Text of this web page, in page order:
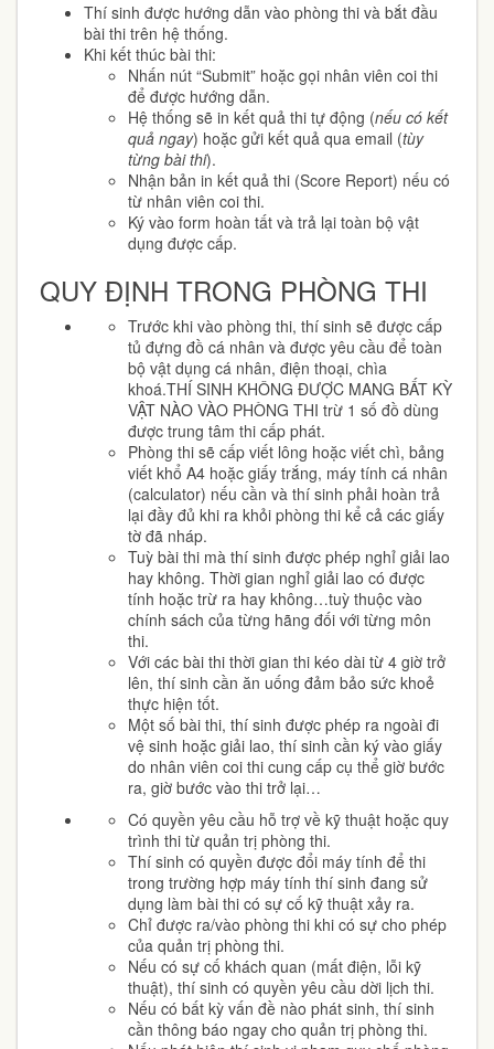
Thí sinh được hướng dẫn vào phòng thi và bắt đầu
bài thi trên hệ thống.
Khi kết thúc bài thi:
Nhấn nút “Submit” hoặc gọi nhân viên coi thi
để được hướng dẫn.
Hệ thống sẽ in kết quả thi tự động (nếu có kết
quả ngay) hoặc gửi kết quả qua email (tùy
từng bài thi).
Nhận bản in kết quả thi (Score Report) nếu có
từ nhân viên coi thi.
Ký vào form hoàn tất và trả lại toàn bộ vật
dụng được cấp.
QUY ĐỊNH TRONG PHÒNG THI
Trước khi vào phòng thi, thí sinh sẽ được cấp
tủ đựng đồ cá nhân và được yêu cầu để toàn
bộ vật dụng cá nhân, điện thoại, chìa
khoá.THÍ SINH KHÔNG ĐƯỢC MANG BẤT KỲ
VẬT NÀO VÀO PHÒNG THI trừ 1 số đồ dùng
được trung tâm thi cấp phát.
Phòng thi sẽ cấp viết lông hoặc viết chì, bảng
viết khổ A4 hoặc giấy trắng, máy tính cá nhân
(calculator) nếu cần và thí sinh phải hoàn trả
lại đầy đủ khi ra khỏi phòng thi kể cả các giấy
tờ đã nháp.
Tuỳ bài thi mà thí sinh được phép nghỉ giải lao
hay không. Thời gian nghỉ giải lao có được
tính hoặc trừ ra hay không…tuỳ thuộc vào
chính sách của từng hãng đối với từng môn
thi.
Với các bài thi thời gian thi kéo dài từ 4 giờ trở
lên, thí sinh cần ăn uống đảm bảo sức khoẻ
thực hiện tốt.
Một số bài thi, thí sinh được phép ra ngoài đi
vệ sinh hoặc giải lao, thí sinh cần ký vào giấy
do nhân viên coi thi cung cấp cụ thể giờ bước
ra, giờ bước vào thi trở lại…
Có quyền yêu cầu hỗ trợ về kỹ thuật hoặc quy
trình thi từ quản trị phòng thi.
Thí sinh có quyền được đổi máy tính để thi
trong trường hợp máy tính thí sinh đang sử
dụng làm bài thi có sự cố kỹ thuật xảy ra.
Chỉ được ra/vào phòng thi khi có sự cho phép
của quản trị phòng thi.
Nếu có sự cố khách quan (mất điện, lỗi kỹ
thuật), thí sinh có quyền yêu cầu dời lịch thi.
Nếu có bất kỳ vấn đề nào phát sinh, thí sinh
cần thông báo ngay cho quản trị phòng thi.